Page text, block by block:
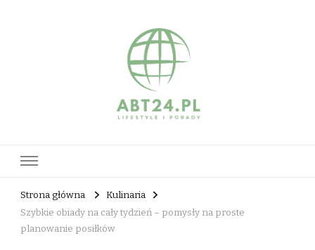
Strona główna
Kulinaria
Szybkie obiady na cały tydzień – pomysły na proste
planowanie posiłków